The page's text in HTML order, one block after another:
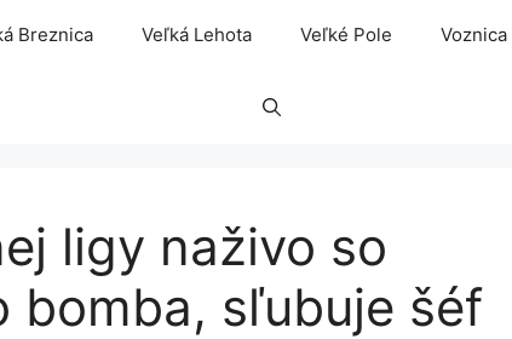
Breznica Veľká Lehota Veľké Pole Voznica
ligy naživo so
bomba, sľubuje šéf